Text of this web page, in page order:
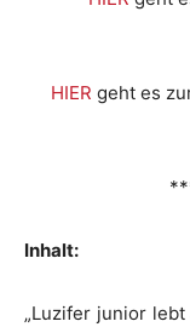
HIER geht es
Inhalt:
„Luzifer junior